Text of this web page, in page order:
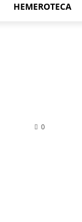
HEMEROTECA
0